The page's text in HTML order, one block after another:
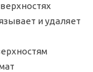
и удаляет